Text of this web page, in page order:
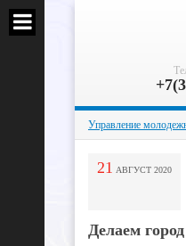
Управление
21 АВГУСТ 2020
Делаем